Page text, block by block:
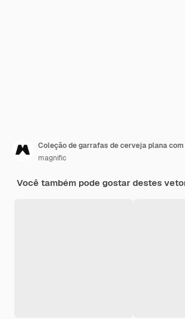
Coleção de garrafas de cerveja plana
magnific
Você também pode gostar destes